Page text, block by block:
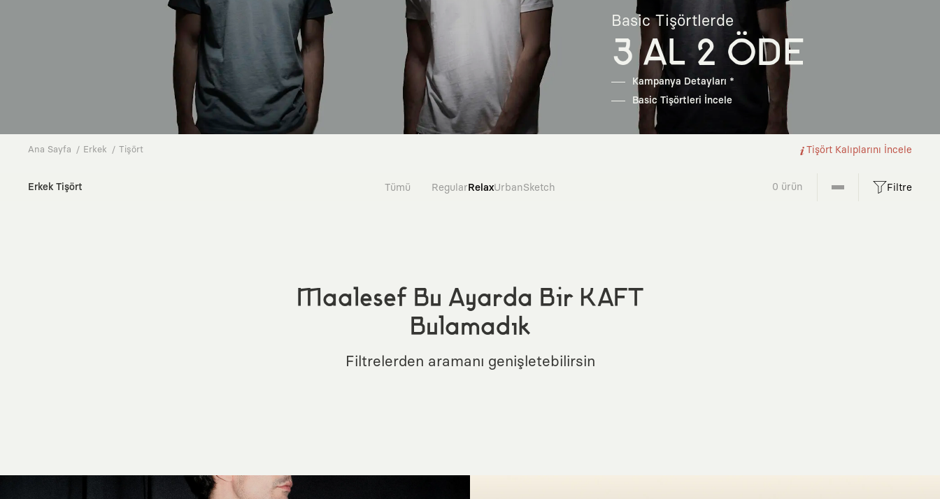
Basic Tişörtlerde
3 AL 2 ÖDE
Kampanya Detayları *
Basic Tişörtleri İncele
Ana Sayfa Erkek Tişört Tişört Kalıplarını İncele
Erkek Tişört Tümü RegularRelaxUrbanSketch 0 ürün Filtre
Maalesef Bu Ayarda Bir KAFT
Bulamadık
Filtrelerden aramanı genişletebilirsin